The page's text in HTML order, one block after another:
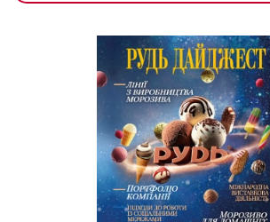
ПРЕСС-ЦЕНТР
ХОРЕКА
Тендерные закупки
Контакты
Вакансии